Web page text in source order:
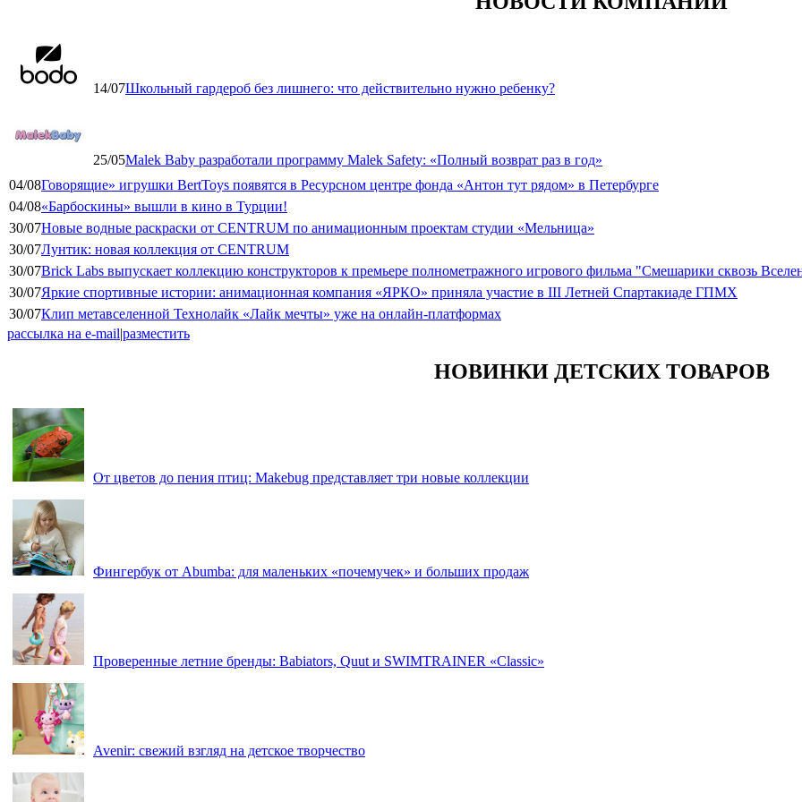
14/07Школьный гардероб без лишнего: что действительно нужно ребенку?
25/05Malek Baby разработали программу Malek Safety: «Полный возврат раз в год»
04/08Говорящие» игрушки BertToys появятся в Ресурсном центре фонда «Антон тут рядом» в Петербурге
04/08«Барбоскины» вышли в кино в Турции!
30/07Новые водные раскраски от CENTRUM по анимационным проектам студии «Мельница»
30/07Лунтик: новая коллекция от CENTRUM
30/07Brick Labs выпускает коллекцию конструкторов к премьере полнометражного игрового фильма "Смешарики сквозь
30/07Яркие спортивные истории: анимационная компания «ЯРКО» приняла участие в III Летней Спартакиаде ГПМХ
30/07Клип метавселенной Технолайк «Лайк мечты» уже на онлайн-платформах
рассылка на e-mail|разместить
НОВИНКИ ДЕТСКИХ ТОВАРОВ
От цветов до пения птиц: Makebug представляет три новые коллекции
Фингербук от Abumba: для маленьких «почемучек» и больших продаж
Проверенные летние бренды: Babiators, Quut и SWIMTRAINER «Classic»
Avenir: свежий взгляд на детское творчество